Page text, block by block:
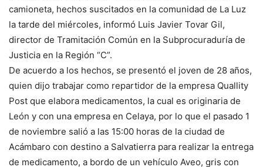
camioneta, hechos suscitados en la comunidad de La Luz
la tarde del miércoles, informó Luis Javier Tovar Gil,
director de Tramitación Común en la Subprocuraduría de
Justicia en la Región “C”.
De acuerdo a los hechos, se presentó el joven de 28 años,
quien dijo trabajar como repartidor de la empresa Quallity
Post que elabora medicamentos, la cual es originaria de
León y con una empresa en Celaya, por lo que el pasado 1
de noviembre salió a las 15:00 horas de la ciudad de
Acámbaro con destino a Salvatierra para realizar la entrega
de medicamento, a bordo de un vehículo Aveo, gris con